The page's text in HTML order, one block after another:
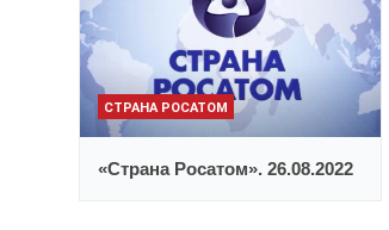
СТРАНА РОСАТОМ
«Страна Росатом». 26.08.2022